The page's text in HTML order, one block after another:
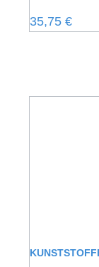
Regulärer
35,75 €